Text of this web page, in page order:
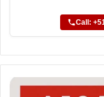
Call: